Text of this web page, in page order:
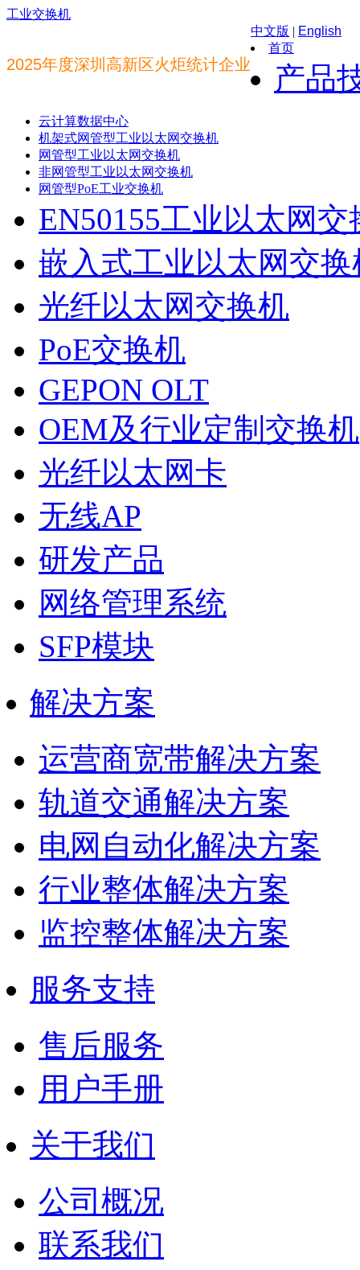
工业交换机
2025年度深圳高新区火炬统计企业
中文版 | English
首页
产品
云计算数据中心
机架式网管型工业以太网交换机
网管型工业以太网交换机
非网管型工业以太网交换机
网管型PoE工业交换机
EN50155工业以太网交
嵌入式工业以太网交换
光纤以太网交换机
PoE交换机
GEPON OLT
OEM及行业定制交换机
光纤以太网卡
无线AP
研发产品
网络管理系统
SFP模块
解决方案
运营商宽带解决方案
轨道交通解决方案
电网自动化解决方案
行业整体解决方案
监控整体解决方案
服务支持
售后服务
用户手册
关于我们
公司概况
联系我们